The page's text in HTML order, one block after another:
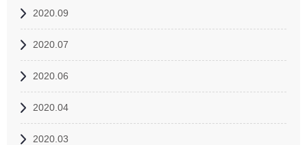
2020.09
2020.07
2020.06
2020.04
2020.03